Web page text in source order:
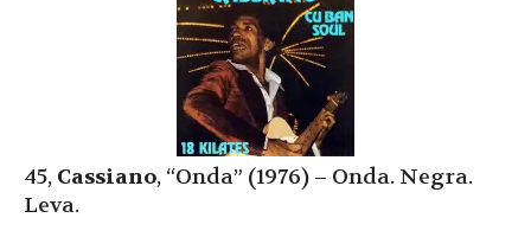
45, Cassiano, “Onda” (1976) – Onda. Negra.
Leva.